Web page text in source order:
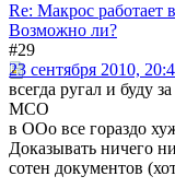
Re: Макрос работает
Возможно ли?
#29
23 сентября 2010,
всегда ругал и буду
МСО
в ООо все гораздо
Доказывать ничего
сотен документов